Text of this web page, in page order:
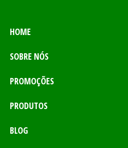
HOME
SOBRE NÓS
PROMOÇÕES
PRODUTOS
BLOG